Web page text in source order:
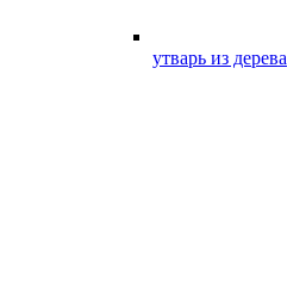
утварь из дерева